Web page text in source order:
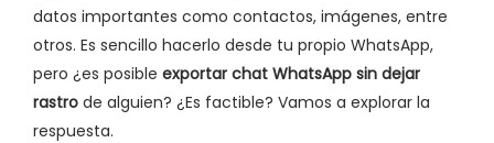
datos importantes como contactos, imágenes, entre
otros. Es sencillo hacerlo desde tu propio WhatsApp,
pero ¿es posible exportar chat WhatsApp sin dejar
rastro de alguien? ¿Es factible? Vamos a explorar la
respuesta.